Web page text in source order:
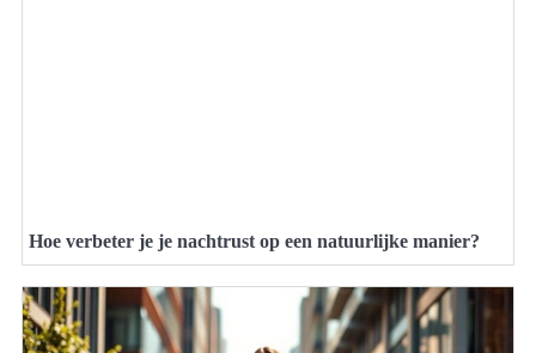
Hoe verbeter je je nachtrust op een natuurlijke manier?